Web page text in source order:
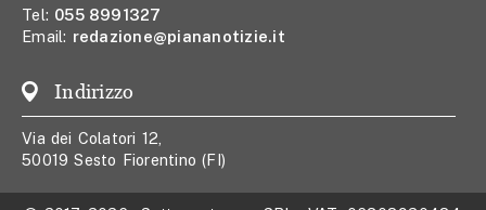
Tel: 055 8991327
Email: redazione@piananotizie.it
Indirizzo
Via dei Colatori 12,
50019 Sesto Fiorentino (FI)